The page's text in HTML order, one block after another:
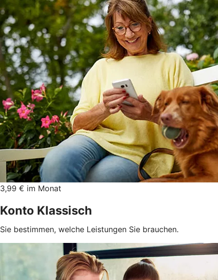
3,99 € im Monat
Konto Klassisch
Sie bestimmen, welche Leistungen Sie brauchen.